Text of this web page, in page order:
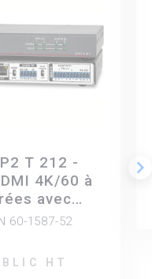
keyboard_arrow_right
T 212 -
4K/60 à
avec
intégré et
60-1587-52
HT